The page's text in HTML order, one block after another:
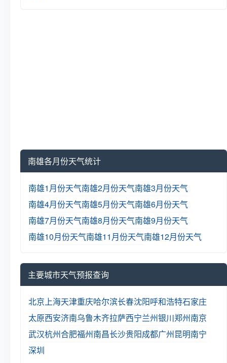
南雄各月份天气统计
南雄1月份天气南雄2月份天气南雄3月份天气
南雄4月份天气南雄5月份天气南雄6月份天气
南雄7月份天气南雄8月份天气南雄9月份天气
南雄10月份天气南雄11月份天气南雄12月份天气
主要城市天气预报查询
北京 上海天津重庆哈尔滨长春沈阳呼和浩特石家庄
太原西安济南乌鲁木齐拉萨西宁兰州银川郑州南京
武汉杭州合肥福州南昌长沙贵阳成都广州昆明南宁
深圳